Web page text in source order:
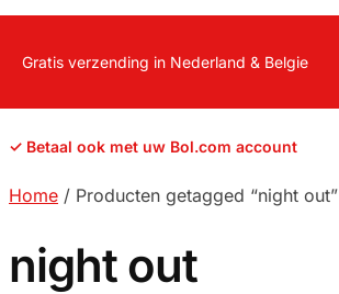
Gratis verzending in Nederland & Belgie
✓ Betaal ook met uw Bol.com account
Home / Producten getagged “night out”
night out